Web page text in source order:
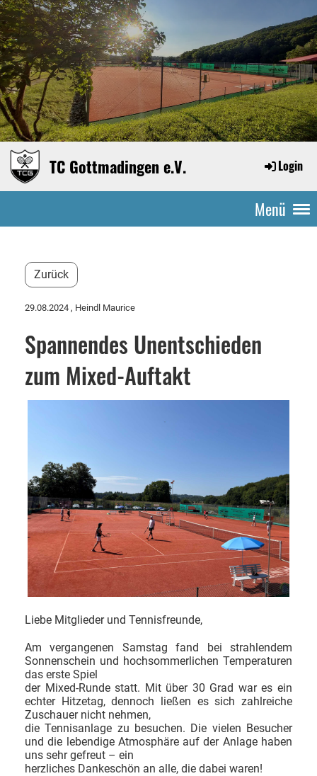
TC Gottmadingen e.V. Login
Menü
Zurück
29.08.2024 , Heindl Maurice
Spannendes Unentschieden
zum Mixed-Auftakt
Liebe Mitglieder und Tennisfreunde,
Am vergangenen Samstag fand bei strahlendem
Sonnenschein und hochsommerlichen Temperaturen
das erste Spiel
der Mixed-Runde statt. Mit über 30 Grad war es ein
echter Hitzetag, dennoch ließen es sich zahlreiche
Zuschauer nicht nehmen,
die Tennisanlage zu besuchen. Die vielen Besucher
und die lebendige Atmosphäre auf der Anlage haben
uns sehr gefreut – ein
herzliches Dankeschön an alle, die dabei waren!